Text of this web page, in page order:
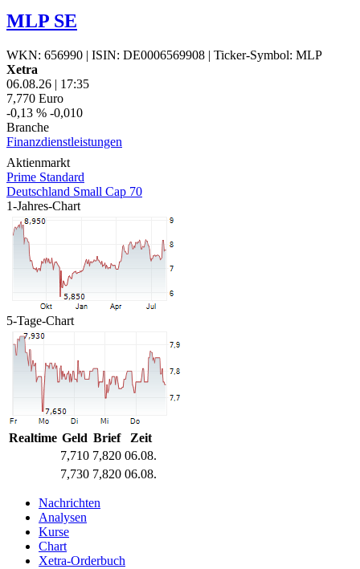
MLP SE
WKN: 656990 | ISIN: DE0006569908 | Ticker-Symbol: MLP
Xetra
06.08.26 | 17:35
7,770 Euro
-0,13 % -0,010
Branche
Finanzdienstleistungen
Aktienmarkt
Prime Standard
Deutschland Small Cap 70
1-Jahres-Chart
5-Tage-Chart
Realtime Geld Brief
Zeit
7,710 7,820 06.08.
7,730 7,820 06.08.
Nachrichten
Analysen
Kurse
Chart
Xetra-Orderbuch